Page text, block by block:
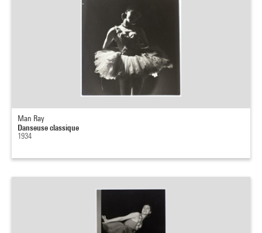
Man Ray
Danseuse classique
1934